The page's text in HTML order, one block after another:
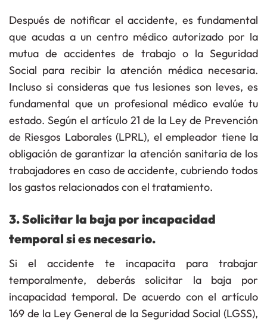
Después de notificar el accidente, es fundamental
que acudas a un centro médico autorizado por la
mutua de accidentes de trabajo o la Seguridad
Social para recibir la atención médica necesaria.
Incluso si consideras que tus lesiones son leves, es
fundamental que un profesional médico evalúe tu
estado. Según el artículo 21 de la Ley de Prevención
de Riesgos Laborales (LPRL), el empleador tiene la
obligación de garantizar la atención sanitariade los
trabajadores en caso de accidente, cubriendo todos
los gastos relacionados con el tratamiento.
3. Solicitar la baja por incapacidad
temporal si es necesario.
Si el accidente te incapacita para trabajar
temporalmente, deberás solicitar la baja por
incapacidad temporal. De acuerdo con el artículo
169 de la Ley General de la Seguridad Social (LGSS),